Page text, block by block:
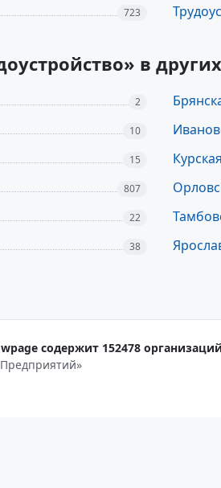
723
в
2
10
15
807
22
38
содержит 152478